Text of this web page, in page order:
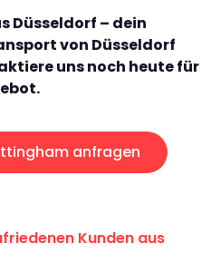
Düsseldorf – dein
von Düsseldorf
uns noch heute für
anfragen
Kunden aus